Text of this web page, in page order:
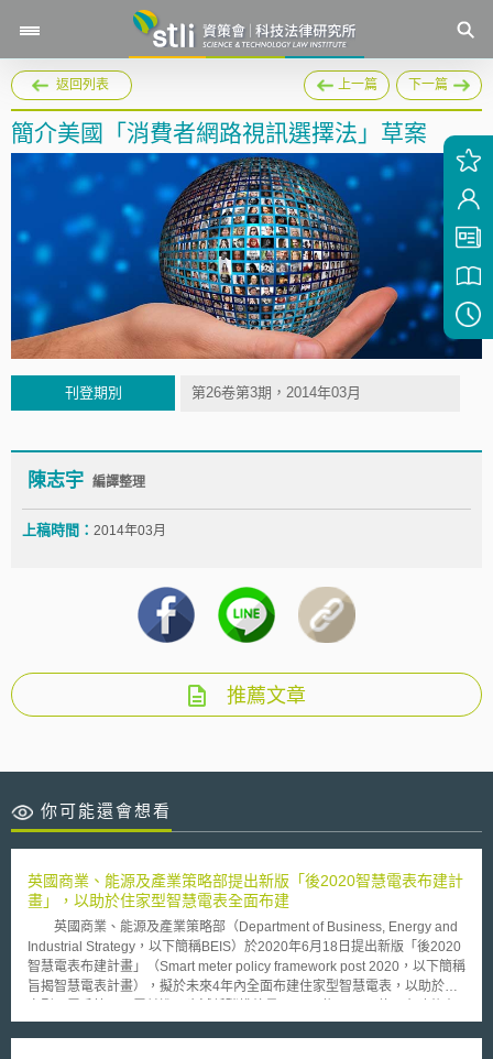
返回列表 上一篇 下一篇
簡介美國「消費者網路視訊選擇法」草案
刊登期別 第26卷第3期，2014年03月
陳志宇 編譯整理
上稿時間： 2014年03月
推薦文章
你可能還會想看
英國商業、能源及產業策略部提出新版「後2020智慧電表布建計
畫」，以助於住家型智慧電表全面布建
英國商業、能源及產業策略部（Department of Business, Energy and
Industrial Strategy，以下簡稱BEIS）於2020年6月18日提出新版「後2020
智慧電表布建計畫」（Smart meter policy framework post 2020，以下簡稱
旨揭智慧電表計畫），擬於未來4年內全面布建住家型智慧電表，以助於住
可能助於節省住家型用電戶平均250英鎊之電費，並減少全國4千5百萬噸碳